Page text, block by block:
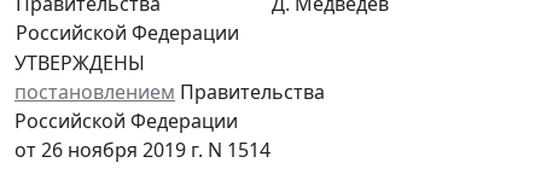
Российской Федерации
УТВЕРЖДЕНЫ
постановлением Правительства
Российской Федерации
от 26 ноября 2019 г. N 1514